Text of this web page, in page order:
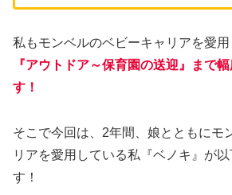
私もモンベルのベビーキャリアを愛用
『アウトドア～保育園の送迎』まで
す！
そこで今回は、2年間、娘とともにモ
リアを愛用している私『ベノキ』が
す！